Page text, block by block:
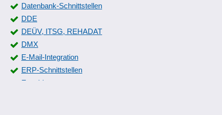
Datenbank-Schnittstellen
DDE
DEÜV, ITSG, REHADAT
DMX
E-Mail-Integration
ERP-Schnittstellen
Excel-Import